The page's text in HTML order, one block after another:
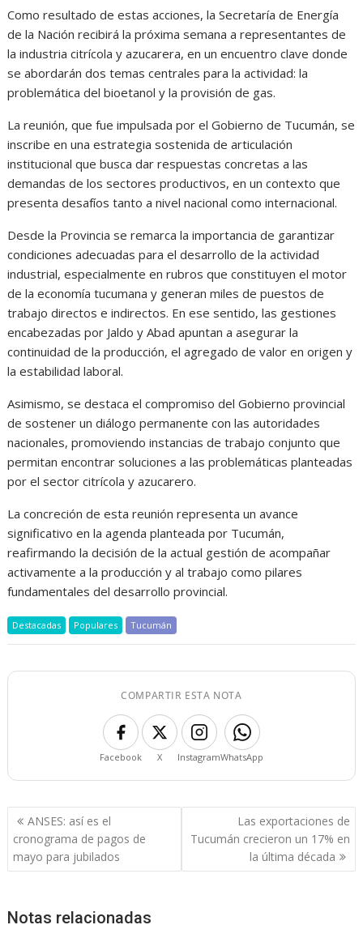
Como resultado de estas acciones, la Secretaría de Energía
de la Nación recibirá la próxima semana a representantes de
la industria citrícola y azucarera, en un encuentro clave donde
se abordarán dos temas centrales para la actividad: la
problemática del bioetanol y la provisión de gas.
La reunión, que fue impulsada por el Gobierno de Tucumán, se
inscribe en una estrategia sostenida de articulación
institucional que busca dar respuestas concretas a las
demandas de los sectores productivos, en un contexto que
presenta desafíos tanto a nivel nacional como internacional.
Desde la Provincia se remarca la importancia de garantizar
condiciones adecuadas para el desarrollo de la actividad
industrial, especialmente en rubros que constituyen el motor
de la economía tucumana y generan miles de puestos de
trabajo directos e indirectos. En ese sentido, las gestiones
encabezadas por Jaldo y Abad apuntan a asegurar la
continuidad de la producción, el agregado de valor en origen y
la estabilidad laboral.
Asimismo, se destaca el compromiso del Gobierno provincial
de sostener un diálogo permanente con las autoridades
nacionales, promoviendo instancias de trabajo conjunto que
permitan encontrar soluciones a las problemáticas planteadas
por el sector citrícola y azucarero.
La concreción de esta reunión representa un avance
significativo en la agenda planteada por Tucumán,
reafirmando la decisión de la actual gestión de acompañar
activamente a la producción y al trabajo como pilares
fundamentales del desarrollo provincial.
Destacadas Populares Tucumán
COMPARTIR ESTA NOTA
Facebook X InstagramWhatsApp
Navegación
de
entradas
ANSES: así es el
cronograma de pagos de
mayo para jubilados
Las exportaciones de
Tucumán crecieron un 17% en
la última década
Notas relacionadas